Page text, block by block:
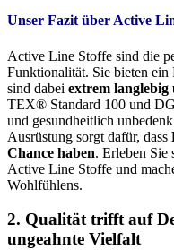
Unser Fazit über Active
Active Line Stoffe sind die
Funktionalität. Sie bieten
sind dabei extrem langlebig
TEX® Standard 100 und
und gesundheitlich
Ausrüstung sorgt dafür, dass
Chance haben. Erleben Sie
Active Line Stoffe und
Wohlfühlens.
2. Qualität trifft auf
ungeahnte Vielfalt